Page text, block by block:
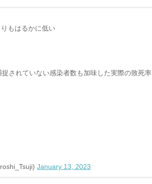
もはるかに低い
されていない感染者数も加味した実際の致死率
January 13, 2023